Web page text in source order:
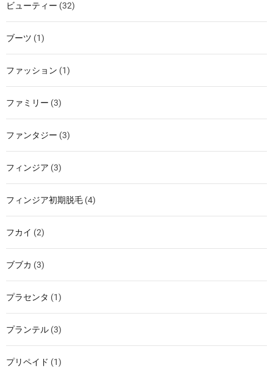
ビューティー (32)
ブーツ (1)
ファッション (1)
ファミリー (3)
ファンタジー (3)
フィンジア (3)
フィンジア初期脱毛 (4)
フカイ (2)
ブブカ (3)
プラセンタ (1)
プランテル (3)
プリペイド (1)